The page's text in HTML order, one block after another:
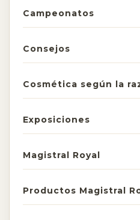
Campeonatos
Consejos
Cosmética según la
Exposiciones
Magistral Royal
Productos Magistral